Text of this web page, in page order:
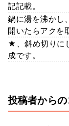
記記載。
鍋に湯を沸かし
開いたらアクを
★、斜め切りに
成です。
投稿者からの